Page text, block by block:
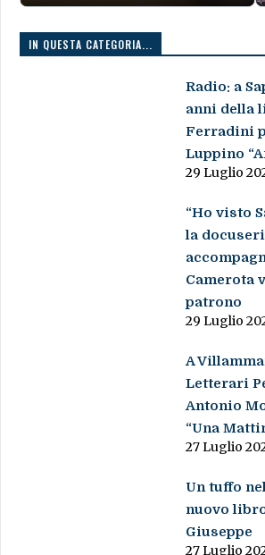
IN QUESTA CATEGORIA...
Radio: a
anni della
Ferradini
Luppino
29 Luglio
“Ho visto
la
Camerota
patrono
29 Luglio
A
Letterari
Antonio
“Una
27 Luglio
Un tuffo
nuovo
Giuseppe
27 Luglio